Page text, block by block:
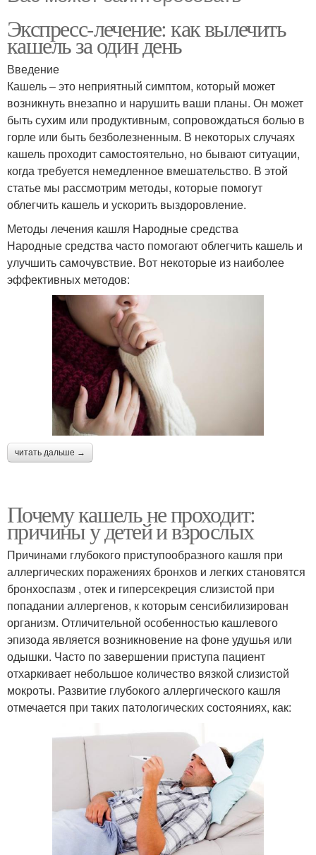
Экспресс-лечение: как вылечить
кашель за один день
Введение
Кашель – это неприятный симптом, который может
возникнуть внезапно и нарушить ваши планы. Он может
быть сухим или продуктивным, сопровождаться болью в
горле или быть безболезненным. В некоторых случаях
кашель проходит самостоятельно, но бывают ситуации,
когда требуется немедленное вмешательство. В этой
статье мы рассмотрим методы, которые помогут
облегчить кашель и ускорить выздоровление.
Методы лечения кашля Народные средства
Народные средства часто помогают облегчить кашель и
улучшить самочувствие. Вот некоторые из наиболее
эффективных методов:
читать дальше →
Почему кашель не проходит:
причины у детей и взрослых
Причинами глубокого приступообразного кашля при
аллергических поражениях бронхов и легких становятся
бронхоспазм , отек и гиперсекреция слизистой при
попадании аллергенов, к которым сенсибилизирован
организм. Отличительной особенностью кашлевого
эпизода является возникновение на фоне удушья или
одышки. Часто по завершении приступа пациент
отхаркивает небольшое количество вязкой слизистой
мокроты. Развитие глубокого аллергического кашля
отмечается при таких патологических состояниях, как: